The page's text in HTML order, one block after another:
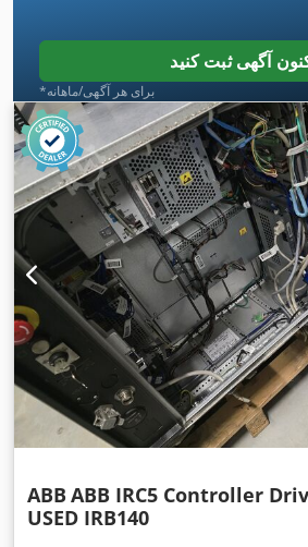
آگهی ثبت کنید
*برای هر آگهی/ماهانه
ABB ABB IRC5 Controller
USED IRB140